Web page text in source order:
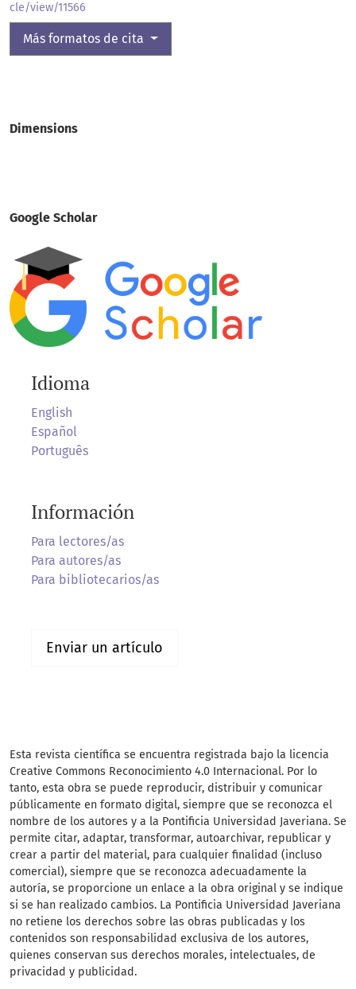
cle/view/11566
Más formatos de cita
Dimensions
Google Scholar
Idioma
English
Español
Português
Información
Para lectores/as
Para autores/as
Para bibliotecarios/as
Enviar un artículo
Esta revista científica se encuentra registrada bajo la licencia
Creative Commons Reconocimiento 4.0 Internacional. Por lo
tanto, esta obra se puede reproducir, distribuir y comunicar
públicamente en formato digital, siempre que se reconozca el
nombre de los autores y a la Pontificia Universidad Javeriana. Se
permite citar, adaptar, transformar, autoarchivar, republicar y
crear a partir del material, para cualquier finalidad (incluso
comercial), siempre que se reconozca adecuadamente la
autoría, se proporcione un enlace a la obra original y se indique
si se han realizado cambios. La Pontificia Universidad Javeriana
no retiene los derechos sobre las obras publicadas y los
contenidos son responsabilidad exclusiva de los autores,
quienes conservan sus derechos morales, intelectuales, de
privacidad y publicidad.